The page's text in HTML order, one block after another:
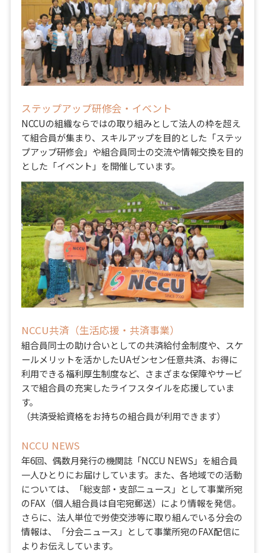
ステップアップ研修会・イベント
NCCUの組織ならではの取り組みとして法人の枠を超え
て組合員が集まり、スキルアップを目的とした「ステッ
プアップ研修会」や組合員同士の交流や情報交換を目的
とした「イベント」を開催しています。
NCCU共済（生活応援・共済事業）
組合員同士の助け合いとしての共済給付金制度や、スケ
ールメリットを活かしたUAゼンセン任意共済、お得に
利用できる福利厚生制度など、さまざまな保障やサービ
スで組合員の充実したライフスタイルを応援していま
す。
（共済受給資格をお持ちの組合員が利用できます）
NCCU NEWS
年6回、偶数月発行の機関誌「NCCU NEWS」を組合員
一人ひとりにお届けしています。また、各地域での活動
については、「総支部・支部ニュース」として事業所宛
のFAX（個人組合員は自宅宛郵送）により情報を発信。
さらに、法人単位で労使交渉等に取り組んでいる分会の
情報は、「分会ニュース」として事業所宛のFAX配信に
よりお伝えしています。